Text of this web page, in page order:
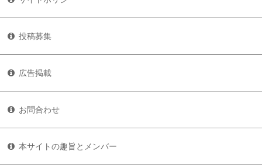
投稿募集
広告掲載
お問合わせ
本サイトの趣旨とメンバー